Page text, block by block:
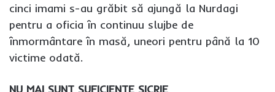
cinci imami s-au grăbit să ajungă la Nurdagi
pentru a oficia în continuu slujbe de
înmormântare în masă, uneori pentru până la 10
victime odată.